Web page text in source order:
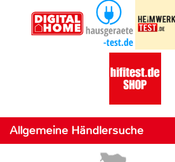
Allgemeine Händlersuche